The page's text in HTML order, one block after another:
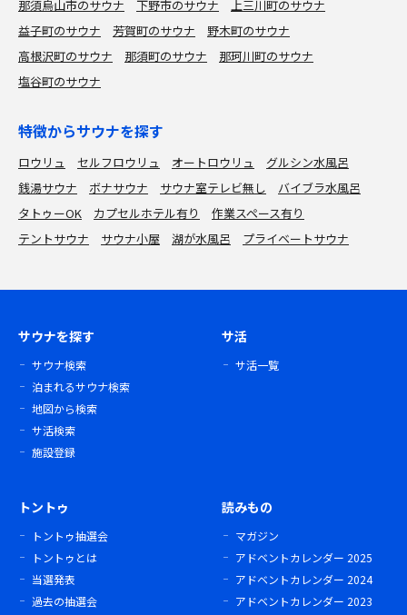
那須烏山市のサウナ
下野市のサウナ
上三川町のサウナ
益子町のサウナ
芳賀町のサウナ
野木町のサウナ
高根沢町のサウナ
那須町のサウナ
那珂川町のサウナ
塩谷町のサウナ
特徴からサウナを探す
ロウリュ セルフロウリュ オートロウリュ
グルシン水風呂
銭湯サウナ
ボナサウナ サウナ室テレビ無し
バイブラ水風呂
タトゥーOK
カプセルホテル有り
作業スペース有り
テントサウナ
サウナ小屋 湖が水風呂 プライベートサウナ
サウナを探す
サウナ検索
泊まれるサウナ検索
地図から検索
サ活検索
施設登録
サ活
サ活一覧
トントゥ
トントゥ抽選会
トントゥとは
当選発表
過去の抽選会
読みもの
マガジン
アドベントカレンダー 2025
アドベントカレンダー 2024
アドベントカレンダー 2023